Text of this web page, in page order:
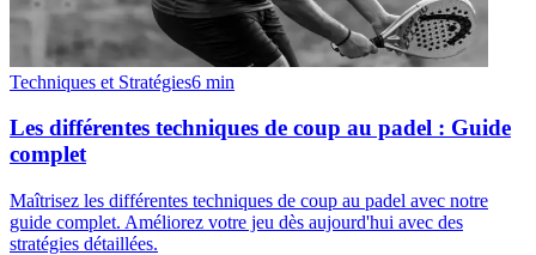
Techniques et Stratégies6 min
Les différentes techniques de coup au padel : Guide
complet
Maîtrisez les différentes techniques de coup au padel avec notre
guide complet. Améliorez votre jeu dès aujourd'hui avec des
stratégies détaillées.